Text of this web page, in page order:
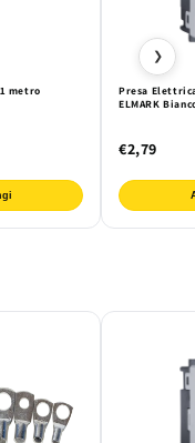
metro
Presa
ELMARK
€2,79
❯